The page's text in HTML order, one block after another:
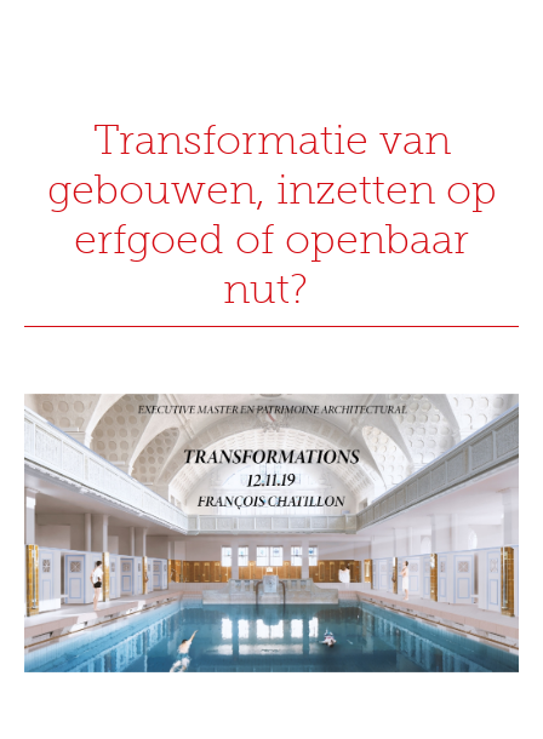
Transformatie van
gebouwen, inzetten op
erfgoed of openbaar
nut?